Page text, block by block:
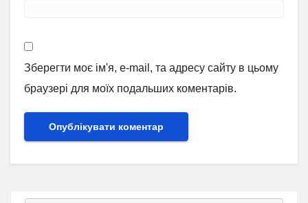
Зберегти моє ім'я, e-mail, та адресу сайту в цьому
браузері для моїх подальших коментарів.